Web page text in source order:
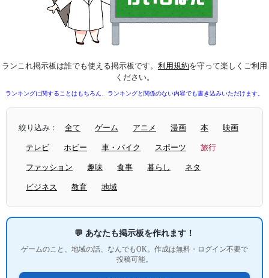
ランこれ掲示板は誰でも使える掲示板です。 利用規約を守って楽しくご利用
ください。
ランキングに関することはもちろん、ランキングと関係のない内容でも書き込みいただけます。
絞り込み： 全て ゲーム アニメ 漫画 本 映画
テレビ ホビー 車・バイク スポーツ 旅行
ファッション 趣味 食事 暮らし ネタ
ビジネス 教育 地域
💬 あなたも掲示板を作れます！
ゲームのこと、地域の話、なんでもOK。作成は無料・ログイン不要で
投稿可能。